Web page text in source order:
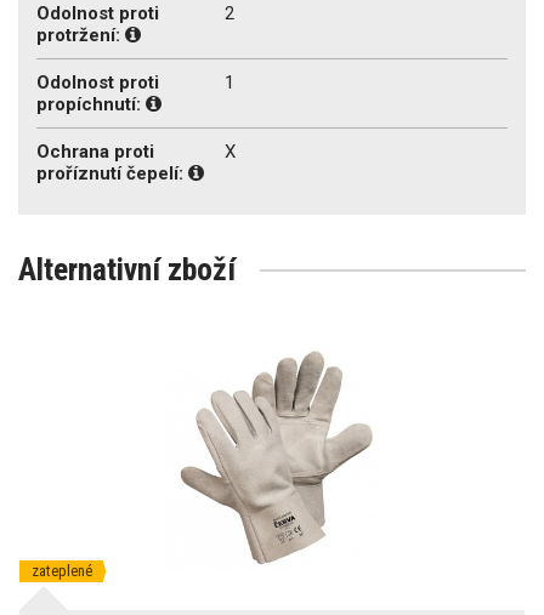
Odolnost proti
protržení:
2
Odolnost proti
propíchnutí:
1
Ochrana proti
proříznutí čepelí:
X
Alternativní zboží
zateplené